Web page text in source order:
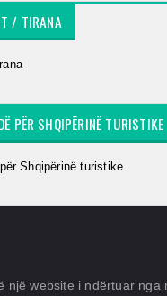
/ TIRANA
PËR SHQIPËRINË TURISTIKE
një website i ndërtuar nga